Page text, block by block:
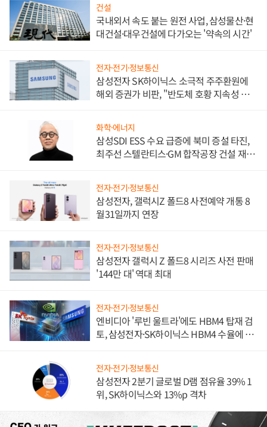
건설
국내외서 속도 붙는 원전 사업, 삼성물산·현
대건설·대우건설에 다가오는 '약속의 시간'
전자·전기·정보통신
삼성전자 SK하이닉스 소극적 주주환원에
해외 증권가 비판, "반도체 호황 지속성 의
화학·에너지
삼성SDI ESS 수요 급증에 북미 증설 타진,
최주선 스텔란티스·GM 합작공장 건설 재추
전자·전기·정보통신
삼성전자, 갤럭시Z 폴드8 사전예약 개통 8
월31일까지 연장
전자·전기·정보통신
삼성전자 갤럭시 Z 폴드8 시리즈 사전 판매
'144만 대' 역대 최대
전자·전기·정보통신
엔비디아 '루빈 울트라'에도 HBM4 탑재 검
토, 삼성전자·SK하이닉스 HBM4 수율에 주
전자·전기·정보통신
삼성전자 2분기 글로벌 D램 점유율 39% 1
위, SK하이닉스와 13%p 격차